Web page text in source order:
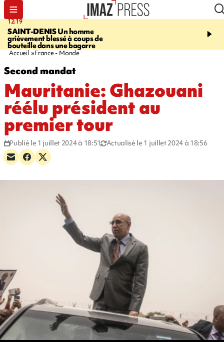
12:19
SAINT-DENISUn homme
grièvement blessé à coups de
bouteille dans une bagarre
20:01
A RETENIR CE SOIR
travail, bagarre à la
Accueil France - Monde
Second mandat
Mauritanie: Ghazouani
réélu président au
premier tour
Publié le 1 juillet 2024 à 18:51 Actualisé le 1 juillet 2024 à 18:56